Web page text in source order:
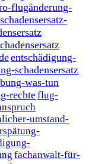
flugänderung-
schadensersatz-
entschädigung-
schadensersatz
was-tun
rechteflug-
umstand-
fachanwalt-für-